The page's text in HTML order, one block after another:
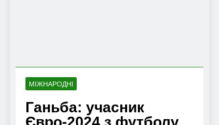
МІЖНАРОДНІ
Ганьба: учасник
Євро-2024 з футболу